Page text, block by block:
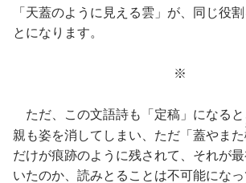
「天蓋のように見える雲」が、同じ役
とになります。
※
ただ、この文語詩も「定稿」になる
親も姿を消してしまい、ただ「蓋やまた
だけが痕跡のように残されて、それが
いたのか、読みとることは不可能になっ